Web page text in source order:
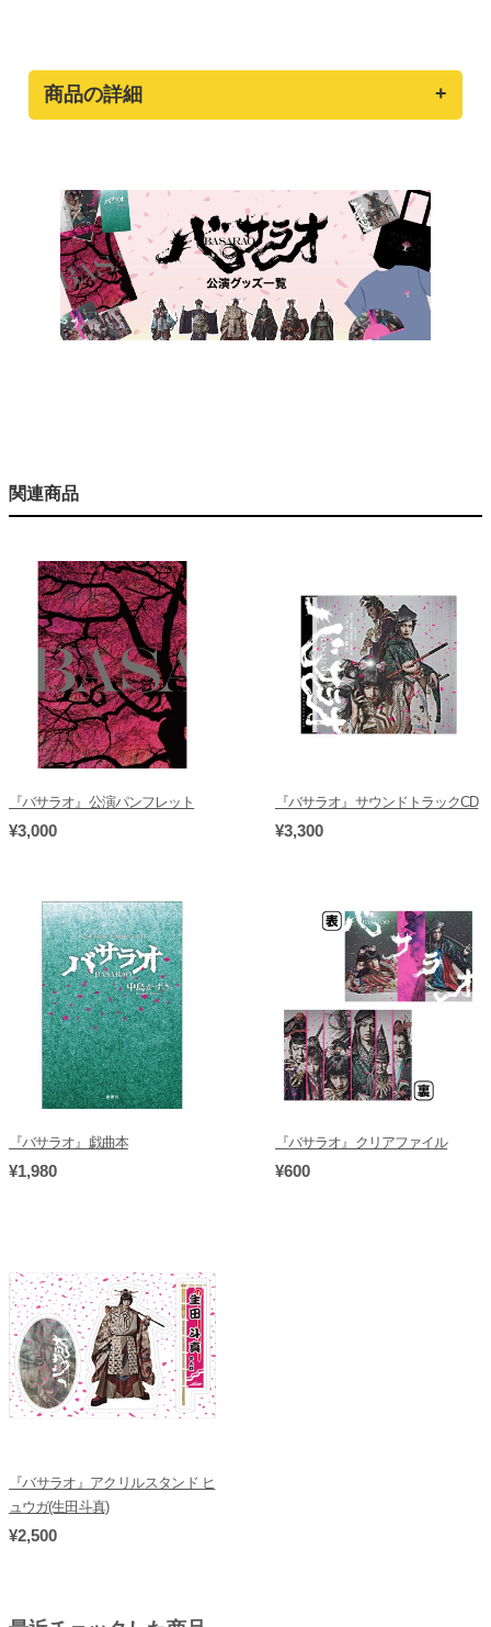
商品の詳細
関連商品
『バサラオ』公演パンフレット
¥3,000
『バサラオ』サウンドトラックCD
¥3,300
『バサラオ』戯曲本
¥1,980
『バサラオ』クリアファイル
¥600
『バサラオ』アクリルスタンド ヒ
ュウガ(生田斗真)
¥2,500